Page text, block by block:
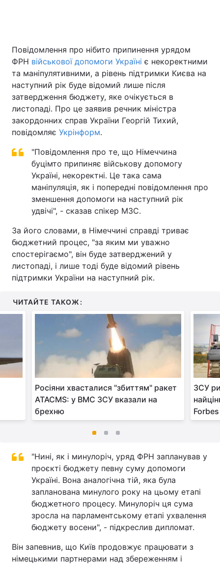
Повідомлення про нібито припинення урядом
ФРН військової допомоги Україні є некоректними
та маніпулятивними, а рівень підтримки Києва на
наступний рік буде відомий лише після
затвердження бюджету, яке очікується в
листопаді. Про це заявив речник міністра
закордонних справ України Георгій Тихий,
повідомляє Укрінформ.
"Повідомлення про те, що Німеччина
буцімто припиняє військову допомогу
Україні, некоректні. Це така сама
маніпуляція, як і попередні повідомлення про
зменшення допомоги на наступний рік
удвічі", - сказав спікер МЗС.
За його словами, в Німеччині справді триває
бюджетний процес, "за яким ми уважно
спостерігаємо", він буде затверджений у
листопаді, і лише тоді буде відомий рівень
підтримки України на наступний рік.
ЧИТАЙТЕ ТАКОЖ:
Росіяни хвасталися "збиттям" ракет
ATACMS: у ВМС ЗСУ вказали на
брехню
ЗСУ
"Нині, як і минулоріч, уряд ФРН запланував у
проєкті бюджету певну суму допомоги
Україні. Вона аналогічна тій, яка була
запланована минулого року на цьому етапі
бюджетного процесу. Минулоріч ця сума
зросла на парламентському етапі ухвалення
бюджету восени", - підкреслив дипломат.
Він запевнив, що Київ продовжує працювати з
німецькими партнерами над збереженням і